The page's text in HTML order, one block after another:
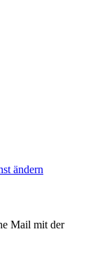
ändern
Mail mit der